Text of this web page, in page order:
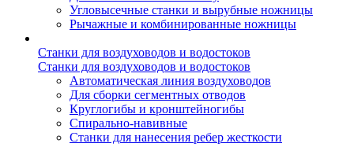
Угловысечные станки и вырубные ножницы
Рычажные и комбинированные ножницы
Станки для воздуховодов и водостоков
Станки для воздуховодов и водостоков
Автоматическая линия воздуховодов
Для сборки сегментных отводов
Круглогибы и кронштейногибы
Спирально-навивные
Станки для нанесения ребер жесткости